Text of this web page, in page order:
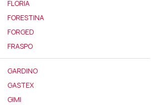
FLORIA
FORESTINA
FORGED
FRASPO
GARDINO
GASTEX
GIMI